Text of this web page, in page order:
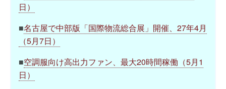
日）
■名古屋で中部版「国際物流総合展」開催、27年4月
（5月7日）
■空調服向け高出力ファン、最大20時間稼働（5月1
日）